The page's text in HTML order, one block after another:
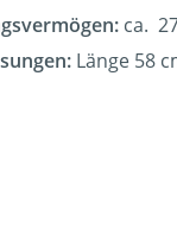
ca.
Länge 58